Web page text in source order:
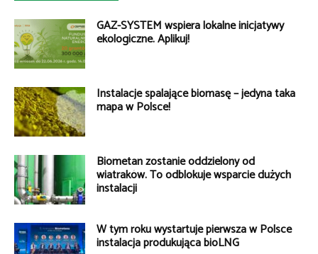
GAZ-SYSTEM wspiera lokalne inicjatywy
ekologiczne. Aplikuj!
Instalacje spalające biomasę – jedyna taka
mapa w Polsce!
Biometan zostanie oddzielony od
wiatraków. To odblokuje wsparcie dużych
instalacji
W tym roku wystartuje pierwsza w Polsce
instalacja produkująca bioLNG